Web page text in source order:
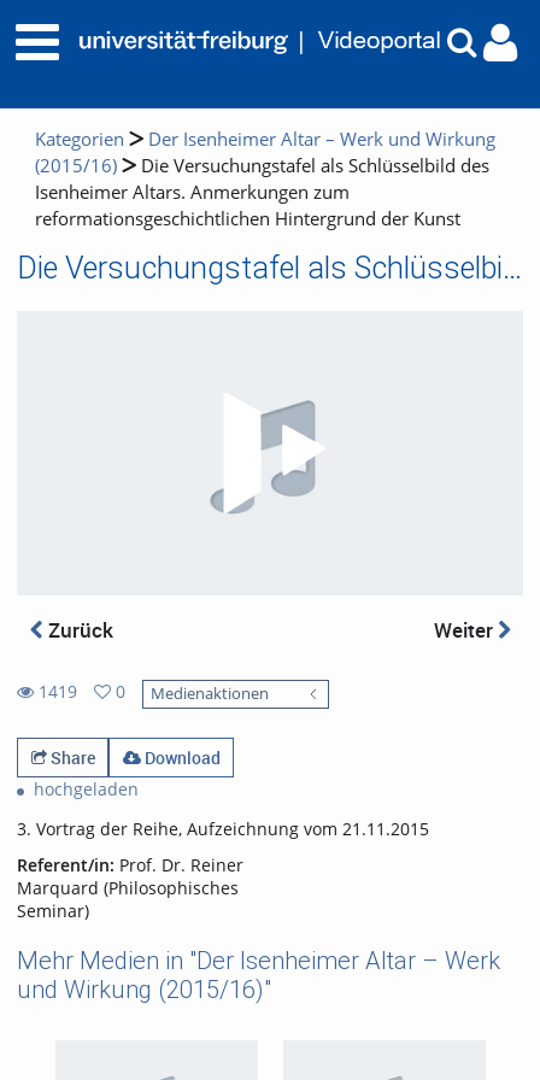
Kategorien
Der Isenheimer Altar – Werk und Wirkung
(2015/16)
Die Versuchungstafel als Schlüsselbild des
Isenheimer Altars. Anmerkungen zum
reformationsgeschichtlichen Hintergrund der Kunst
Die Versuchungstafel als Schlüsselbild des Isenheimer Altars. Anmerkungen zum reformationsgeschichtlichen Hintergrund der Kunst
Zurück Weiter
1419
views
0
favorites
Medienaktionen
Share
Download
hochgeladen
3. Vortrag der Reihe, Aufzeichnung vom 21.11.2015
Referent/in: Prof. Dr. Reiner
Marquard (Philosophisches
Seminar)
Mehr Medien in "Der Isenheimer Altar – Werk
und Wirkung (2015/16)"